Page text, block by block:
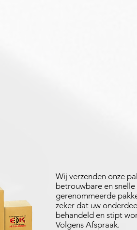
Wij verzenden onze
betrouwbare en
gerenommeerde
zeker dat uw
behandeld en stipt
Volgens Afspraak.